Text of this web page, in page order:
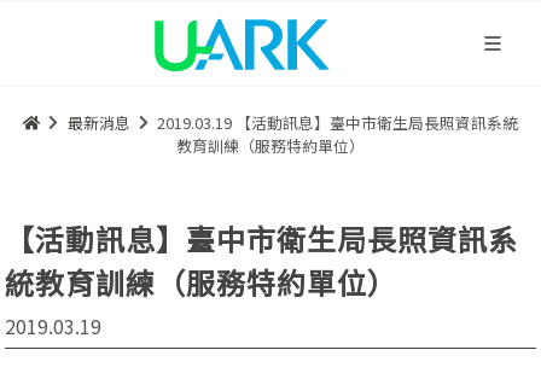
最新消息
2019.03.19 【活動訊息】臺中市衛生局長照資訊系統
教育訓練（服務特約單位）
【活動訊息】臺中市衛生局長照資訊系
統教育訓練（服務特約單位）
2019.03.19